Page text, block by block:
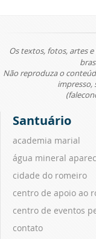
Os textos, fotos, artes
Não reproduza o
impresso,
Santuário
academia marial
água mineral
cidade do romeiro
centro de apoio ao
centro de eventos
contato